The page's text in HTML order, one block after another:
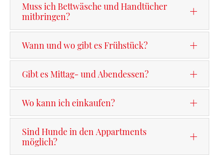
Muss ich Bettwäsche und Handtücher
mitbringen?
Wann und wo gibt es Frühstück?
Gibt es Mittag- und Abendessen?
Wo kann ich einkaufen?
Sind Hunde in den Appartments
möglich?